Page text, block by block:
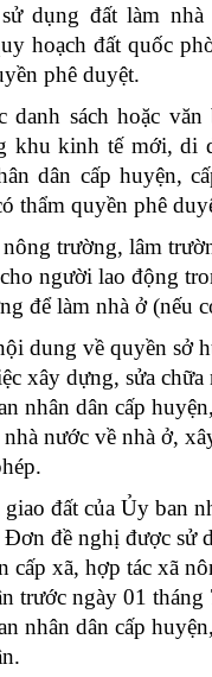
dụng đất làm nhà
hoạch đất quốc
phê duyệt.
danh sách hoặc
khu kinh tế mới, di
dân cấp huyện,
thẩm quyền phê
trường, lâm
người lao động
để làm nhà ở (nếu
dung về quyền sở
xây dựng, sửa chữa
nhân dân cấp
nước về nhà ở,
đất của Ủy ban
đề nghị được sử
cấp xã, hợp tác xã
trước ngày 01 tháng
nhân dân cấp